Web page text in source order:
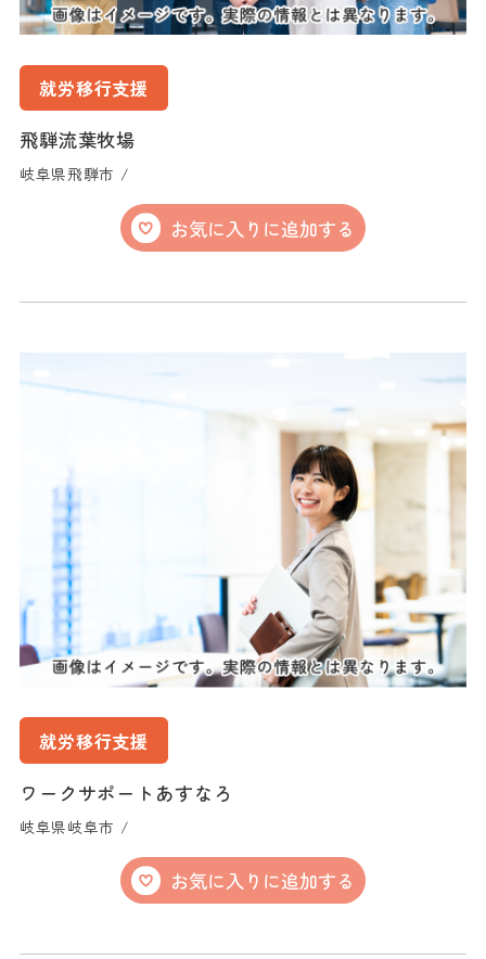
就労移行支援
飛騨流葉牧場
岐阜県飛騨市 /
お気に入りに追加する
就労移行支援
ワークサポートあすなろ
岐阜県岐阜市 /
お気に入りに追加する